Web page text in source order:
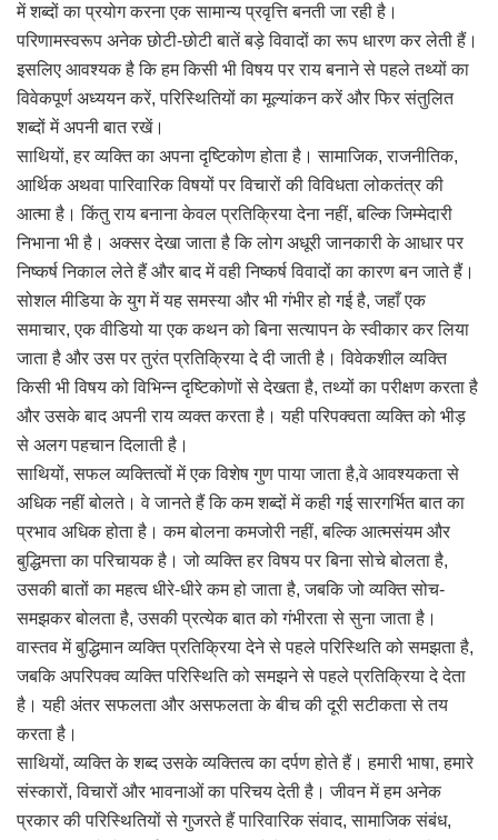
में शब्दों का प्रयोग करना एक सामान्य प्रवृत्ति बनती जा रही है।
परिणामस्वरूप अनेक छोटी-छोटी बातें बड़े विवादों का रूप धारण कर लेती हैं।
इसलिए आवश्यक है कि हम किसी भी विषय पर राय बनाने से पहले तथ्यों का
विवेकपूर्ण अध्ययन करें, परिस्थितियों का मूल्यांकन करें और फिर संतुलित
शब्दों में अपनी बात रखें।
साथियों, हर व्यक्ति का अपना दृष्टिकोण होता है। सामाजिक, राजनीतिक,
आर्थिक अथवा पारिवारिक विषयों पर विचारों की विविधता लोकतंत्र की
आत्मा है। किंतु राय बनाना केवल प्रतिक्रिया देना नहीं, बल्कि जिम्मेदारी
निभाना भी है। अक्सर देखा जाता है कि लोग अधूरी जानकारी के आधार पर
निष्कर्ष निकाल लेते हैं और बाद में वही निष्कर्ष विवादों का कारण बन जाते हैं।
सोशल मीडिया के युग में यह समस्या और भी गंभीर हो गई है, जहाँ एक
समाचार, एक वीडियो या एक कथन को बिना सत्यापन के स्वीकार कर लिया
जाता है और उस पर तुरंत प्रतिक्रिया दे दी जाती है। विवेकशील व्यक्ति
किसी भी विषय को विभिन्न दृष्टिकोणों से देखता है, तथ्यों का परीक्षण करता है
और उसके बाद अपनी राय व्यक्त करता है। यही परिपक्वता व्यक्ति को भीड़
से अलग पहचान दिलाती है।
साथियों, सफल व्यक्तित्वों में एक विशेष गुण पाया जाता है,वे आवश्यकता से
अधिक नहीं बोलते। वे जानते हैं कि कम शब्दों में कही गई सारगर्भित बात का
प्रभाव अधिक होता है। कम बोलना कमजोरी नहीं, बल्कि आत्मसंयम और
बुद्धिमत्ता का परिचायक है। जो व्यक्ति हर विषय पर बिना सोचे बोलता है,
उसकी बातों का महत्व धीरे-धीरे कम हो जाता है, जबकि जो व्यक्ति सोच-
समझकर बोलता है, उसकी प्रत्येक बात को गंभीरता से सुना जाता है।
वास्तव में बुद्धिमान व्यक्ति प्रतिक्रिया देने से पहले परिस्थिति को समझता है,
जबकि अपरिपक्व व्यक्ति परिस्थिति को समझने से पहले प्रतिक्रिया दे देता
है। यही अंतर सफलता और असफलता के बीच की दूरी सटीकता से तय
करता है।
साथियों, व्यक्ति के शब्द उसके व्यक्तित्व का दर्पण होते हैं। हमारी भाषा, हमारे
संस्कारों, विचारों और भावनाओं का परिचय देती है। जीवन में हम अनेक
प्रकार की परिस्थितियों से गुजरते हैं पारिवारिक संवाद, सामाजिक संबंध,